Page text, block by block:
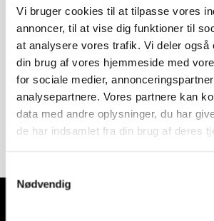
Vi bruger cookies til at tilpasse vores
annoncer, til at vise dig funktioner til
at analysere vores trafik. Vi deler også
din brug af vores hjemmeside med
for sociale medier,
analysepartnere. Vores partnere kan
data med andre oplysninger, du har
de har indsamlet fra din brug af deres
Nødvendig
    
Vurderet 4.3 ud af 5
Baseret på 16 anmeldelser
4,8 stjerner på